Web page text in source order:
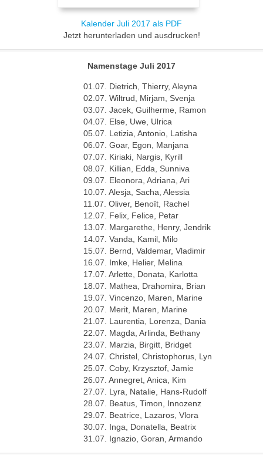
Kalender Juli 2017 als PDF
Jetzt herunterladen und ausdrucken!
Namenstage Juli 2017
01.07. Dietrich, Thierry, Aleyna
02.07. Wiltrud, Mirjam, Svenja
03.07. Jacek, Guilherme, Ramon
04.07. Else, Uwe, Ulrica
05.07. Letizia, Antonio, Latisha
06.07. Goar, Egon, Manjana
07.07. Kiriaki, Nargis, Kyrill
08.07. Killian, Edda, Sunniva
09.07. Eleonora, Adriana, Ari
10.07. Alesja, Sacha, Alessia
11.07. Oliver, Benoît, Rachel
12.07. Felix, Felice, Petar
13.07. Margarethe, Henry, Jendrik
14.07. Vanda, Kamil, Milo
15.07. Bernd, Valdemar, Vladimir
16.07. Imke, Helier, Melina
17.07. Arlette, Donata, Karlotta
18.07. Mathea, Drahomira, Brian
19.07. Vincenzo, Maren, Marine
20.07. Merit, Maren, Marine
21.07. Laurentia, Lorenza, Dania
22.07. Magda, Arlinda, Bethany
23.07. Marzia, Birgitt, Bridget
24.07. Christel, Christophorus, Lyn
25.07. Coby, Krzysztof, Jamie
26.07. Annegret, Anica, Kim
27.07. Lyra, Natalie, Hans-Rudolf
28.07. Beatus, Timon, Innozenz
29.07. Beatrice, Lazaros, Vlora
30.07. Inga, Donatella, Beatrix
31.07. Ignazio, Goran, Armando